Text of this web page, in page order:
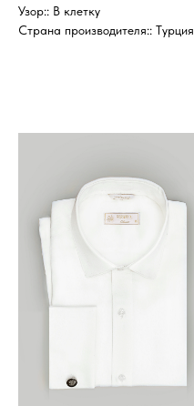
Узор:: В клетку
Страна производителя:: Турция